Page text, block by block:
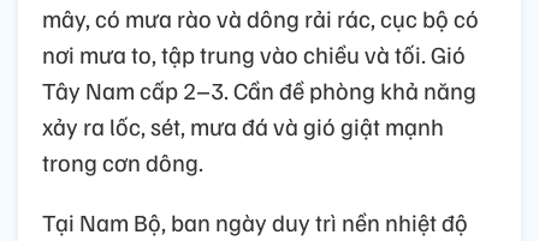
mây, có mưa rào và dông rải rác, cục bộ có
nơi mưa to, tập trung vào chiều và tối. Gió
Tây Nam cấp 2–3. Cần đề phòng khả năng
xảy ra lốc, sét, mưa đá và gió giật mạnh
trong cơn dông.
Tại Nam Bộ, ban ngày duy trì nền nhiệt độ